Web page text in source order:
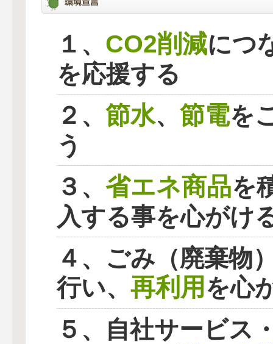
１、 CO2削減につ
を応援する
２、 節水、 節電を
う
３、 省エネ商品を
入する事を心がけ
４、ごみ（廃棄物
行い、 再利用を心
５、自社サービス